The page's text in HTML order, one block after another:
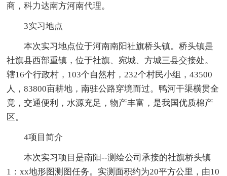
商，科力达南方河南代理。
3实习地点
本次实习地点位于河南南阳社旗桥头镇。桥头镇是
社旗县西部重镇，位于社旗、宛城、方城三县交接处。
辖16个行政村，103个自然村，232个村民小组，43500
人，83800亩耕地，南驻公路穿境而过。鸭河干渠横贯全
竟，交通便利，水源充足，物产丰富，是我国优质棉产
区。
4项目简介
本次实习项目是南阳--测绘公司承接的社旗桥头镇
1：xx地形图测图任务。实测面积约为20平方公里，由10